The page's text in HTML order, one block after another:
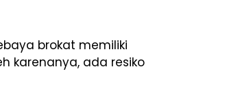
brokat memiliki
karenanya, ada resiko